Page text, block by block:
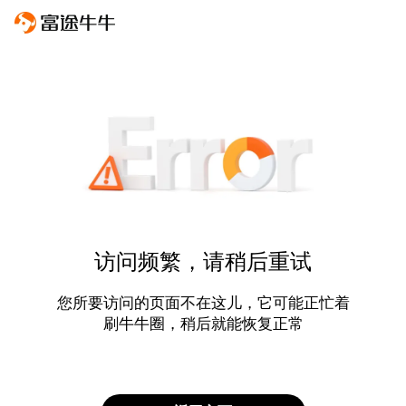
访问频繁，请稍后重试
您所要访问的页面不在这儿，它可能正忙着
刷牛牛圈，稍后就能恢复正常